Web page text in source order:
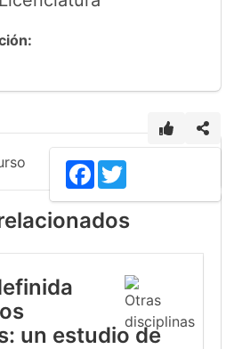
Facebook
un estudio de